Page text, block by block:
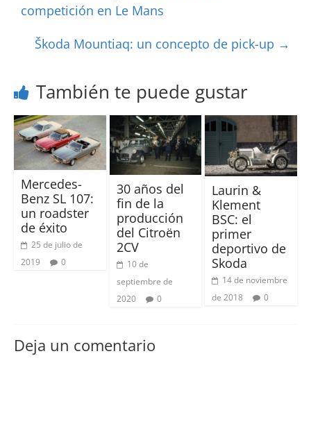
competición en Le Mans
Škoda Mountiaq: un concepto de pick-up →
También te puede gustar
Mercedes-
Benz SL 107:
un roadster
de éxito
25 de julio de
2019
0
30 años del
fin de la
producción
del Citroën
2CV
10 de
septiembre de
2020
0
Laurin &
Klement
BSC: el
primer
deportivo de
Skoda
14 de noviembre
de 2018
0
Deja un comentario